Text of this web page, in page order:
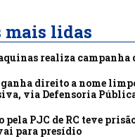
mais lidas
realiza campanha
direito a nome
via Defensoria
pela PJC de RC teve
para presídio